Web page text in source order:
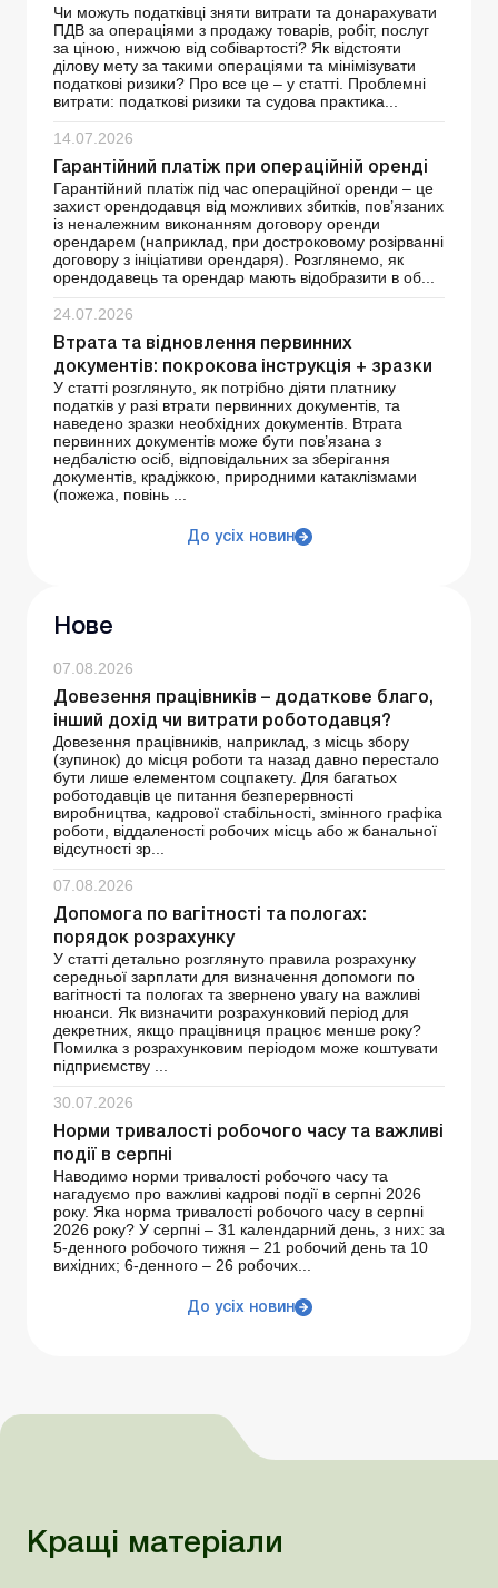
Чи можуть податківці зняти витрати та донарахувати
ПДВ за операціями з продажу товарів, робіт, послуг
за ціною, нижчою від собівартості? Як відстояти
ділову мету за такими операціями та мінімізувати
податкові ризики? Про все це – у статті. Проблемні
витрати: податкові ризики та судова практика...
14.07.2026
Гарантійний платіж при операційній оренді
Гарантійний платіж під час операційної оренди – це
захист орендодавця від можливих збитків, пов’язаних
із неналежним виконанням договору оренди
орендарем (наприклад, при достроковому розірванні
договору з ініціативи орендаря). Розглянемо, як
орендодавець та орендар мають відобразити в об...
24.07.2026
Втрата та відновлення первинних
документів: покрокова інструкція + зразки
У статті розглянуто, як потрібно діяти платнику
податків у разі втрати первинних документів, та
наведено зразки необхідних документів. Втрата
первинних документів може бути пов’язана з
недбалістю осіб, відповідальних за зберігання
документів, крадіжкою, природними катаклізмами
(пожежа, повінь ...
До усіх новин
Нове
07.08.2026
Довезення працівників – додаткове благо,
інший дохід чи витрати роботодавця?
Довезення працівників, наприклад, з місць збору
(зупинок) до місця роботи та назад давно перестало
бути лише елементом соцпакету. Для багатьох
роботодавців це питання безперервності
виробництва, кадрової стабільності, змінного графіка
роботи, віддаленості робочих місць або ж банальної
відсутності зр...
07.08.2026
Допомога по вагітності та пологах:
порядок розрахунку
У статті детально розглянуто правила розрахунку
середньої зарплати для визначення допомоги по
вагітності та пологах та звернено увагу на важливі
нюанси. Як визначити розрахунковий період для
декретних, якщо працівниця працює менше року?
Помилка з розрахунковим періодом може коштувати
підприємству ...
30.07.2026
Норми тривалості робочого часу та важливі
події в серпні
Наводимо норми тривалості робочого часу та
нагадуємо про важливі кадрові події в серпні 2026
року. Яка норма тривалості робочого часу в серпні
2026 року? У серпні – 31 календарний день, з них: за
5-денного робочого тижня – 21 робочий день та 10
вихідних; 6-денного – 26 робочих...
До усіх новин
Кращі матеріали